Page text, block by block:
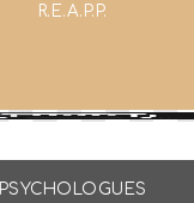
R.E.A.P.P.
PSYCHOLOGUES